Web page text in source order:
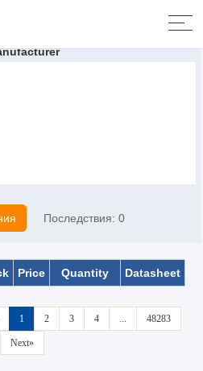
Последствия: 0
Price Quantity Datasheet
1 2 3 4 ... 48283
Next»